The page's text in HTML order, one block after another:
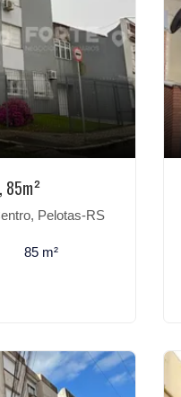
85m²
Pelotas-RS
85 m²